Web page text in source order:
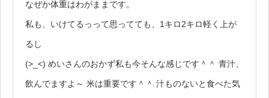
なぜか体重はわがままです。
私も、いけてるっって思ってても、1キロ2キロ軽く上が
るし
(>_<) めいさんのおかず私も今そんな感じです＾＾ 青汁、
飲んでますよ～ 米は重要です＾＾ 汁ものないと食べた気